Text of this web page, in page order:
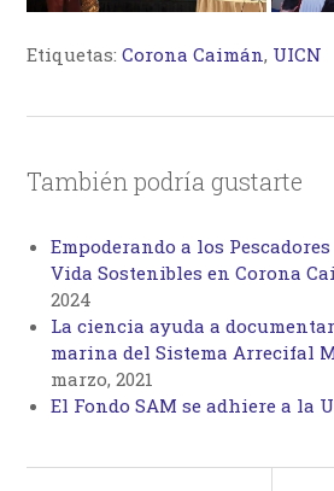
Etiquetas:Corona Caimán, UICN
También podría gustarte
Empoderando a los
Vida Sostenibles en Corona
2024
La ciencia ayuda a
marina del Sistema Arrecifal
marzo, 2021
El Fondo SAM se adhiere a la